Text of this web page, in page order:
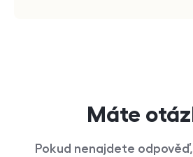
Máte
Pokud nenajdete